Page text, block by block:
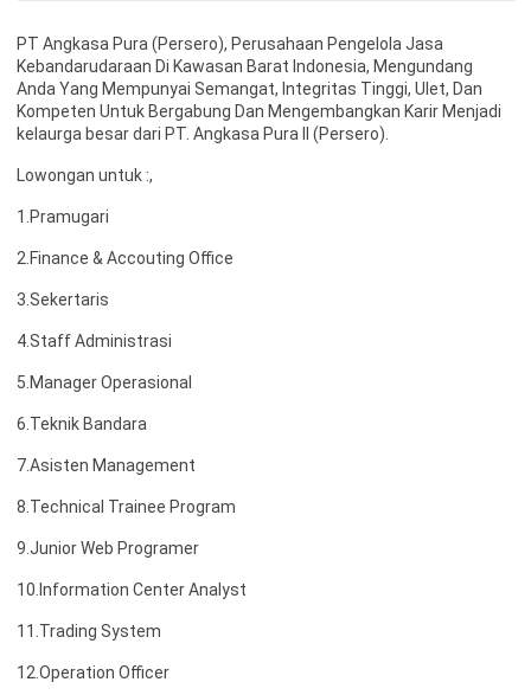
PT Angkasa Pura (Persero), Perusahaan Pengelola Jasa
Kebandarudaraan Di Kawasan Barat Indonesia, Mengundang
Anda Yang Mempunyai Semangat, Integritas Tinggi, Ulet, Dan
Kompeten Untuk Bergabung Dan Mengembangkan Karir Menjadi
kelaurga besar dari PT. Angkasa Pura II (Persero).
Lowongan untuk :,
1.Pramugari
2.Finance & Accouting Office
3.Sekertaris
4.Staff Administrasi
5.Manager Operasional
6.Teknik Bandara
7.Asisten Management
8.Technical Trainee Program
9.Junior Web Programer
10.Information Center Analyst
11.Trading System
12.Operation Officer